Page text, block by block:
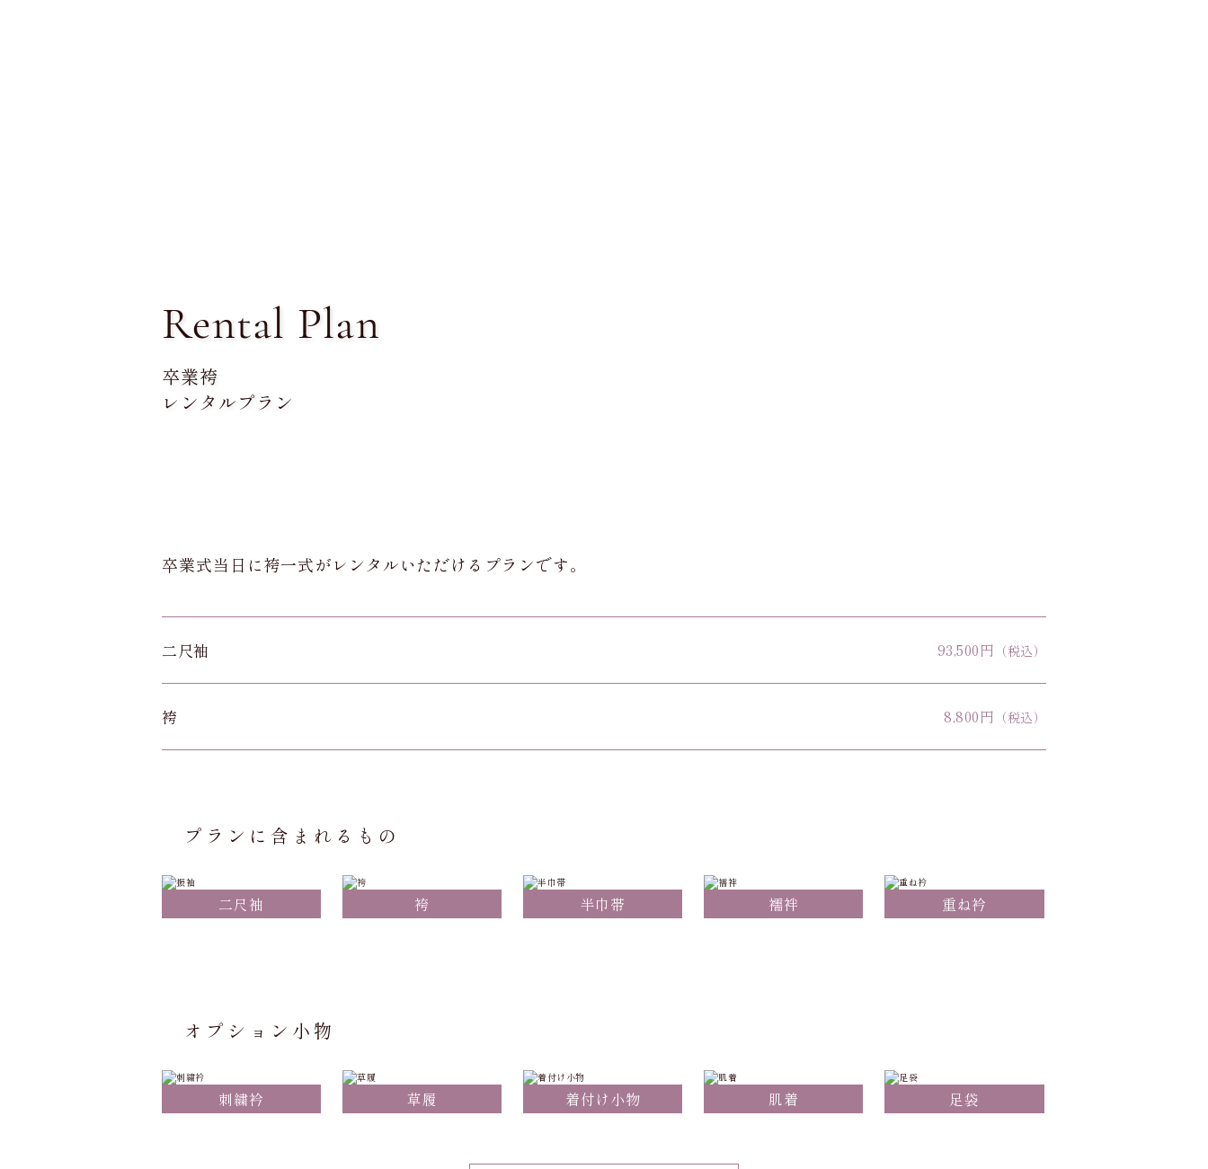
Rental Plan
卒業袴
レンタルプラン
卒業式当日に袴一式がレンタルいただけるプランです。
二尺袖 93,500円 （税込）
袴 8,800円 （税込）
プランに含まれるもの
二尺袖 袴 半巾帯 襦袢 重ね衿
オプション小物
刺繍衿 草履 着付け小物 肌着 足袋